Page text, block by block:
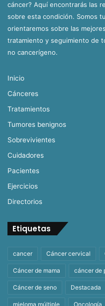
cáncer? Aquí encontrarás las
sobre esta condición. Somos
orientaremos sobre las
tratamiento y seguimiento de
no cancerígeno.
Inicio
Cánceres
Tratamientos
Tumores benignos
Sobrevivientes
Cuidadores
Pacientes
Ejercicios
Directorios
Etiquetas
cancer Cáncer cervical
Cáncer de mama cáncer de
Cáncer de seno Destacada
mieloma múltiple Oncología